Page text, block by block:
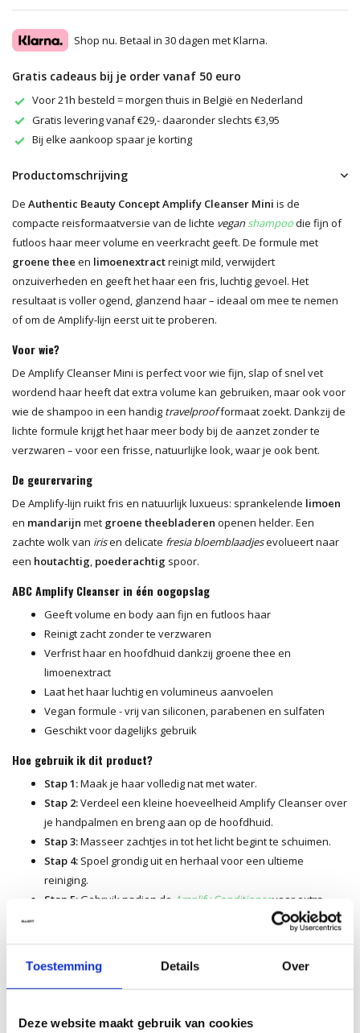
Toestemming Details Over
Deze website maakt gebruik van cookies
Shop nu. Betaal in 30 dagen met Klarna.
Gratis cadeaus bij je order vanaf 50 euro
Voor 21h besteld = morgen thuis in België en Nederland
Gratis levering vanaf €29,- daaronder slechts €3,95
Bij elke aankoop spaar je korting
Productomschrijving
De Authentic Beauty Concept Amplify Cleanser Mini is de
compacte reisformaatversie van de lichte vegan shampoodie fijn of
futloos haar meer volume en veerkracht geeft. De formule met
groene thee en limoenextractreinigt mild, verwijdert
onzuiverheden en geeft het haar een fris, luchtig gevoel. Het
resultaat is voller ogend, glanzend haar – ideaal om mee te nemen
of om de Amplify-lijn eerst uit te proberen.
Voor wie?
De Amplify Cleanser Mini is perfect voor wie fijn, slap of snel vet
wordend haar heeft dat extra volume kan gebruiken, maar ook voor
wie de shampoo in een handig travelproofformaat zoekt. Dankzij de
lichte formule krijgt het haar meer body bij de aanzet zonder te
verzwaren – voor een frisse, natuurlijke look, waar je ook bent.
De geurervaring
De Amplify-lijn ruikt fris en natuurlijk luxueus: sprankelende limoen
en mandarijn met groene theebladeren openen helder. Een
zachte wolk van irisen delicate fresia bloemblaadjesevolueert naar
een houtachtig poederachtig spoor.
ABC Amplify Cleanser in één oogopslag
Geeft volume en body aan fijn en futloos haar
Reinigt zacht zonder te verzwaren
Verfrist haar en hoofdhuid dankzij groene thee en
limoenextract
Laat het haar luchtig en volumineus aanvoelen
Vegan formule - vrij van siliconen, parabenen en sulfaten
Geschikt voor dagelijks gebruik
Hoe gebruik ik dit product?
Stap 1:Maak je haar volledig nat met water.
Stap 2:Verdeel een kleine hoeveelheid Amplify Cleanser over
je handpalmen en breng aan op de hoofdhuid.
Stap 3:Masseer zachtjes in tot het licht begint te schuimen.
Stap 4: Spoel grondig uit en herhaal voor een ultieme
reiniging.
Stap 5: Gebruik nadien de Amplify Conditionervoor extra
Tip van onze kappers
Til je haar voorzichtig op bij het wassen om de aanzet goed te
reinigen en meer volume te creëren. Spoel grondig en gebruik
drogen met een ronde borstel terwijl je de aanzet lift voor een